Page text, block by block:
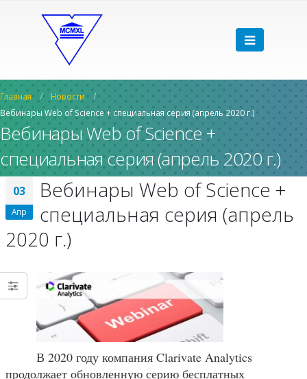
Главная
Новости
Вебинары Web of Science + специальная серия (апрель 2020 г.)
Вебинары Web of Science +
специальная серия (апрель 2020 г.)
03
Апр
Вебинары Web of Science +
специальная серия (апрель
2020 г.)
В 2020 году компания Clarivate Analytics
продолжает обновленную серию бесплатных